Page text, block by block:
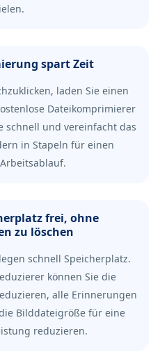
spart Zeit
laden Sie einen
Dateikomprimierer
schnell und vereinfacht das
in Stapeln für einen
frei, ohne
zu löschen
schnell Speicherplatz.
können Sie die
alle Erinnerungen
Bilddateigröße für eine
reduzieren.